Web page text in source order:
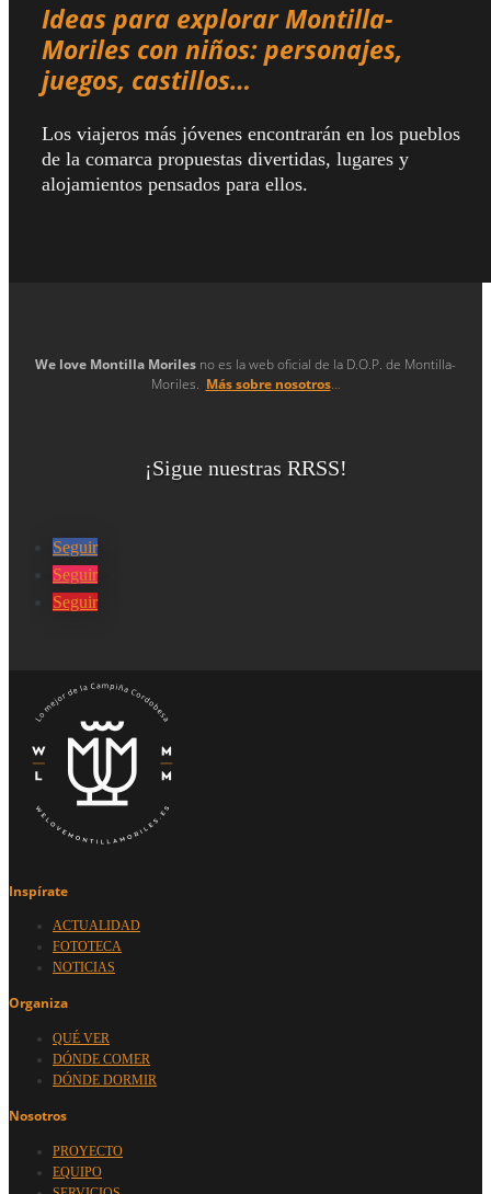
Ideas para explorar Montilla-
Moriles con niños: personajes,
juegos, castillos…
Los viajeros más jóvenes encontrarán en los pueblos
de la comarca propuestas divertidas, lugares y
alojamientos pensados para ellos.
We love Montilla Moriles no es la web oficial de la D.O.P. de Montilla-
Moriles. Más sobre nosotros…
¡Sigue nuestras RRSS!
Seguir
Seguir
Seguir
Inspírate
ACTUALIDAD
FOTOTECA
NOTICIAS
Organiza
QUÉ VER
DÓNDE COMER
DÓNDE DORMIR
Nosotros
PROYECTO
EQUIPO